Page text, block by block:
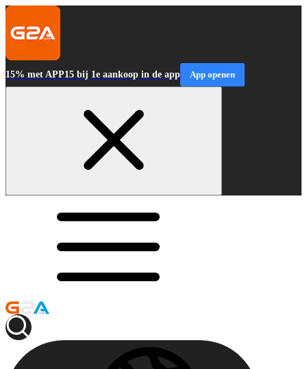
15% met APP15 bij 1e aankoop in de app App openen